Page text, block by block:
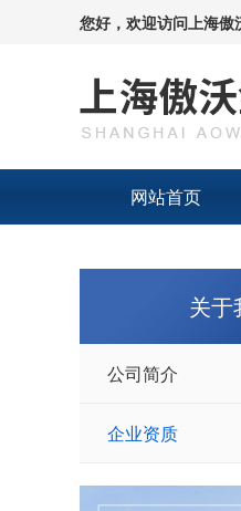
您好，欢迎访问上海傲
网站首页
关于
公司简介
企业资质